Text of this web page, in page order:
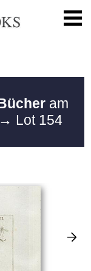
am
→ Lot 154